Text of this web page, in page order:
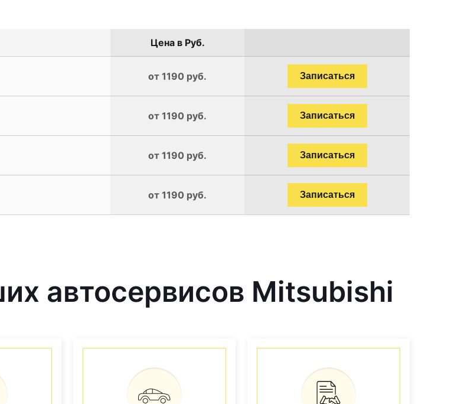
Цена в Руб.
от 1190 руб. Записаться
от 1190 руб. Записаться
от 1190 руб. Записаться
от 1190 руб. Записаться
автосервисов Mitsubishi